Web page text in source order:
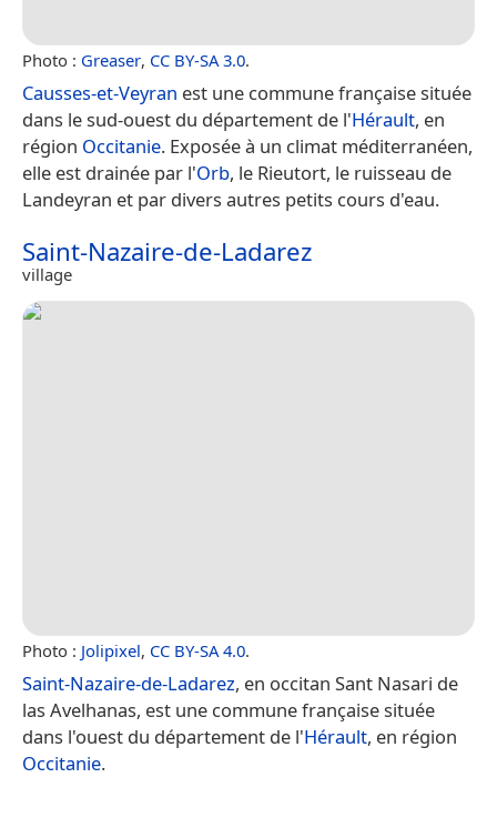
Photo : Greaser, CC BY-SA 3.0.
Causses-et-Veyran est une commune française située
dans le sud-ouest du département de l'Hérault, en
région Occitanie. Exposée à un climat méditerranéen,
elle est drainée par l'Orb, le Rieutort, le ruisseau de
Landeyran et par divers autres petits cours d'eau.
Saint-Nazaire-de-Ladarez
village
Photo : Jolipixel, CC BY-SA 4.0.
Saint-Nazaire-de-Ladarez, en occitan Sant Nasari de
las Avelhanas, est une commune française située
dans l'ouest du département de l'Hérault, en région
Occitanie.